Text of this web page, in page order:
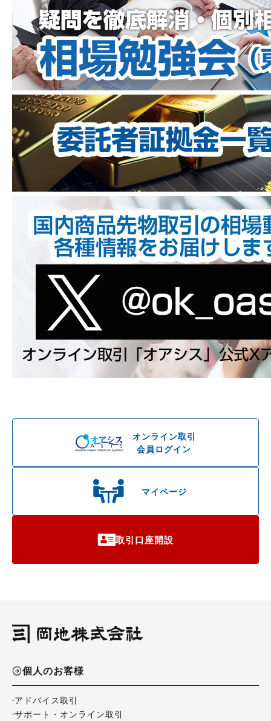
オンライン取引
会員ログイン
マイページ
取引口座開設
個人のお客様
アドバイス取引
サポート・オンライン取引